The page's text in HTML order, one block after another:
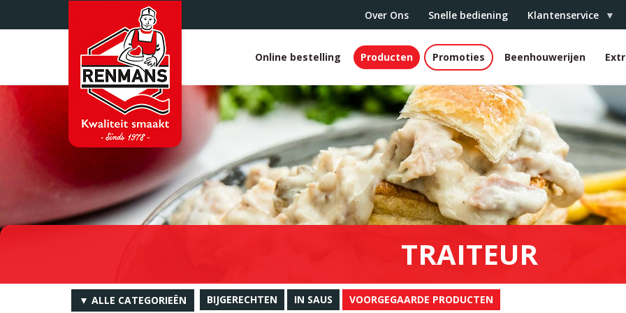
Over Ons Snelle bediening Klantenservice
White
header
Online bestelling Producten Promoties Beenhouwerijen
TRAITEUR
▼ ALLE CATEGORIEËN BIJGERECHTEN IN SAUS VOORGEGAARDE PRODUCTEN